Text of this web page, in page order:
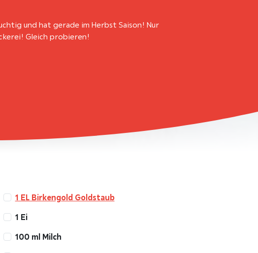
und hat gerade im Herbst Saison! Nur
Gleich probieren!
1 EL Birkengold Goldstaub
1 Ei
100 ml Milch